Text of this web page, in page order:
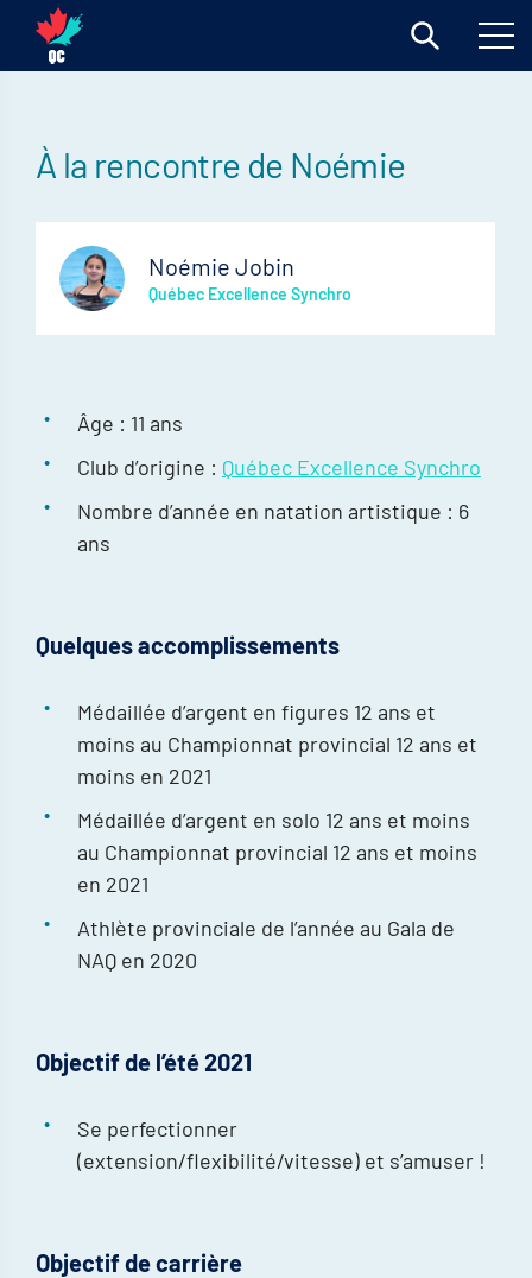
À la rencontre de Noémie
Noémie Jobin
Québec Excellence Synchro
Âge : 11 ans
Club d’origine : Québec Excellence Synchro
Nombre d’année en natation artistique : 6
ans
Quelques accomplissements
Médaillée d’argent en figures 12 ans et
moins au Championnat provincial 12 ans et
moins en 2021
Médaillée d’argent en solo 12 ans et moins
au Championnat provincial 12 ans et moins
en 2021
Athlète provinciale de l’année au Gala de
NAQ en 2020
Objectif de l’été 2021
Se perfectionner
(extension/flexibilité/vitesse) et s’amuser !
Objectif de carrière